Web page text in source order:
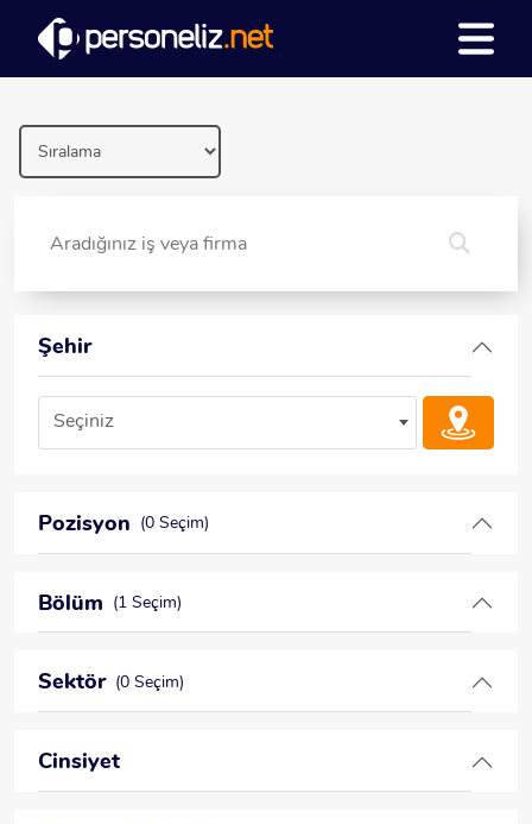
Şehir
Seçiniz
Pozisyon (0 Seçim)
Bölüm (1 Seçim)
Sektör (0 Seçim)
Cinsiyet